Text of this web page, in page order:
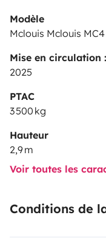
Modèle
Mclouis Mclouis MC4
Mise en circulation :
2025
PTAC
3 500 kg
Hauteur
2,9 m
Voir toutes les
Conditions de